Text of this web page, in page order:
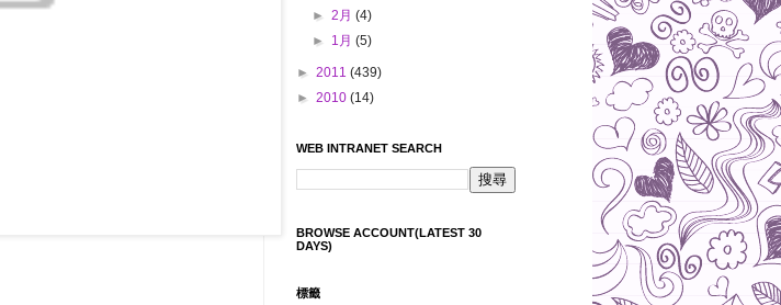
►2月(4)
► 1月(5)
► 2011 (439)
► 2010 (14)
WEB INTRANET SEARCH
BROWSE ACCOUNT(LATEST 30
DAYS)
標籤